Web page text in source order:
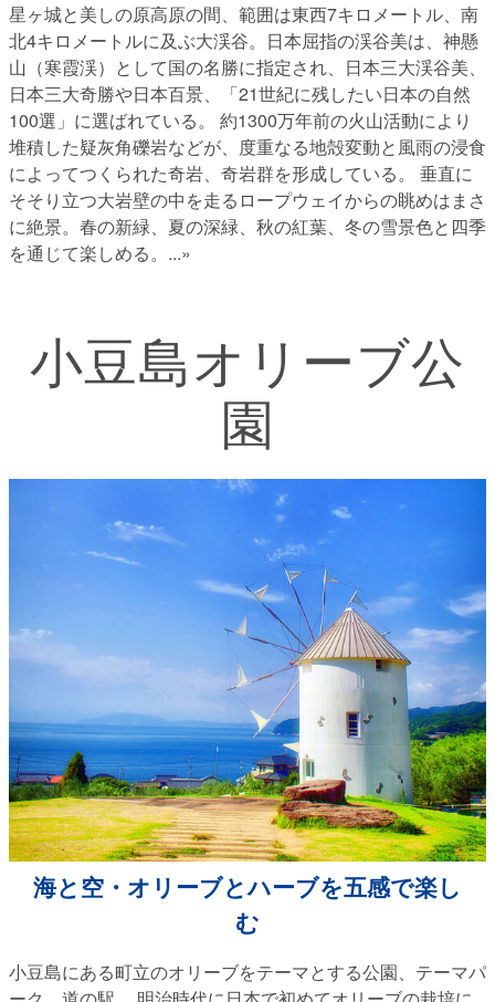
星ヶ城と美しの原高原の間、範囲は東西7キロメートル、南
北4キロメートルに及ぶ大渓谷。日本屈指の渓谷美は、神懸
山（寒霞渓）として国の名勝に指定され、日本三大渓谷美、
日本三大奇勝や日本百景、「21世紀に残したい日本の自然
100選」に選ばれている。 約1300万年前の火山活動により
堆積した疑灰角礫岩などが、度重なる地殻変動と風雨の浸食
によってつくられた奇岩、奇岩群を形成している。 垂直に
そそり立つ大岩壁の中を走るロープウェイからの眺めはまさ
に絶景。春の新緑、夏の深緑、秋の紅葉、冬の雪景色と四季
を通じて楽しめる。 ...»
小豆島オリーブ公
園
海と空・オリーブとハーブを五感で楽し
む
小豆島にある町立のオリーブをテーマとする公園、テーマパ